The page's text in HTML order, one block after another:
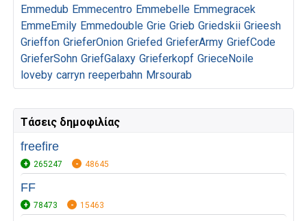
Emmedub Emmecentro Emmebelle Emmegracek
EmmeEmily Emmedouble Grie Grieb Griedskii Grieesh
Grieffon GrieferOnion Griefed GrieferArmy GriefCode
GrieferSohn GriefGalaxy Grieferkopf GrieceNoile
loveby carryn reeperbahn Mrsourab
Τάσεις δημοφιλίας
freefire
265247 48645
FF
78473 15463